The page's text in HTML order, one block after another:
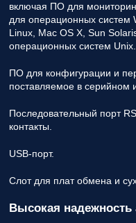
включая ПО для
для операционных систем
Linux, Mac OS X, Sun
операционных систем Unix.
ПО для конфигурации и
поставляемое в серийном
Последовательный порт
контакты.
USB-порт.
Слот для плат обмена и
Высокая надежность